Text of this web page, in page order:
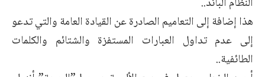
هذا إضافة إلى التعاميم الصادرة عن القيادة العامة والتي تدعو
إلى عدم تداول العبارات المستفزة والشتائم والكلمات
الطائفية..